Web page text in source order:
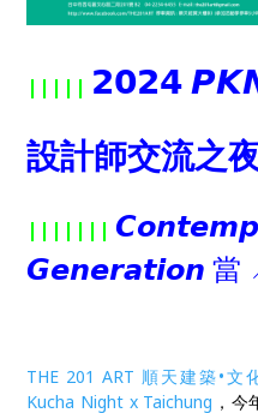
||||| 𝟮𝟬𝟮𝟰
設計師交流之
|||||||
𝙂𝙚𝙣𝙚𝙧𝙖𝙩𝙞𝙤𝙣
THE 201 ART 順天建築•文
Kucha Night x Taichung ，